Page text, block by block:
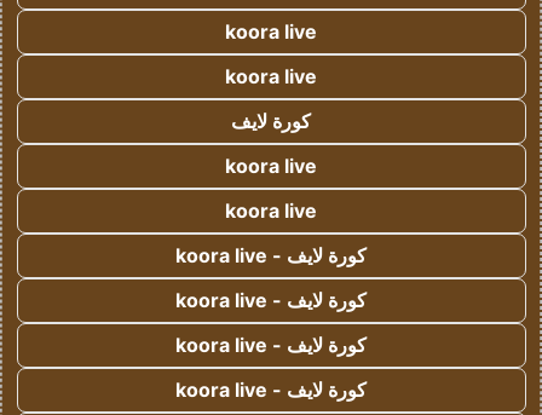
koora live
koora live
كورة لايف
koora live
koora live
كورة لايف - koora live
كورة لايف - koora live
كورة لايف - koora live
كورة لايف - koora live